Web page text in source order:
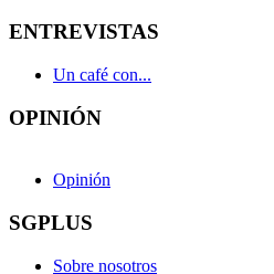
ENTREVISTAS
Un café con...
OPINIÓN
Opinión
SGPLUS
Sobre nosotros